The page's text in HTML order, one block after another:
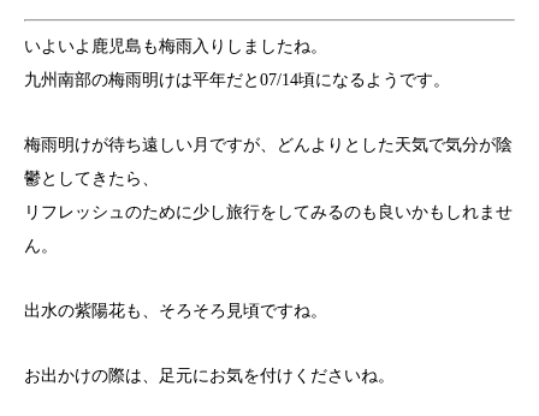
いよいよ鹿児島も梅雨入りしましたね。
九州南部の梅雨明けは平年だと07/14頃になるようです。
梅雨明けが待ち遠しい月ですが、どんよりとした天気で気分が陰
鬱としてきたら、
リフレッシュのために少し旅行をしてみるのも良いかもしれませ
ん。
出水の紫陽花も、そろそろ見頃ですね。
お出かけの際は、足元にお気を付けくださいね。